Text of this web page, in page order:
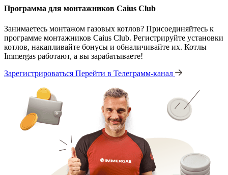
Программа для монтажников Caius Club
Занимаетесь монтажом газовых котлов? Присоединяйтесь к
программе монтажников Caius Club. Регистрируйте установки
котлов, накапливайте бонусы и обналичивайте их. Котлы
Immergas работают, а вы зарабатываете!
Зарегистрироваться Перейти в Телеграмм-канал